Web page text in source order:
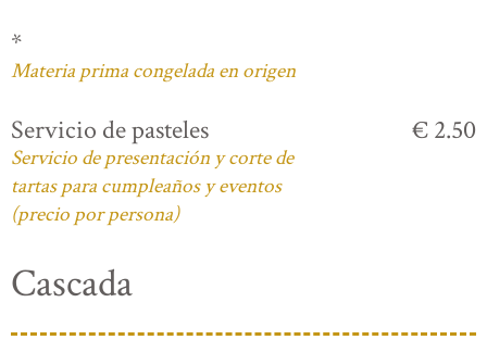
*
Materia prima congelada en origen
Servicio de pasteles
Servicio de presentación y corte de
tartas para cumpleaños y eventos
(precio por persona)
€ 2.50
Cascada